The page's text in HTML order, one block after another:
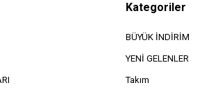
Kategoriler
BÜYÜK İNDİRİM
YENİ GELENLER
Takım